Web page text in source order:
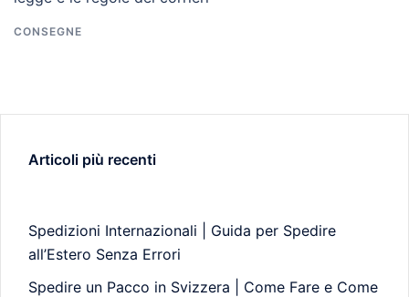
CONSEGNE
Articoli più recenti
Spedizioni Internazionali | Guida per Spedire
all’Estero Senza Errori
Spedire un Pacco in Svizzera | Come Fare e Come